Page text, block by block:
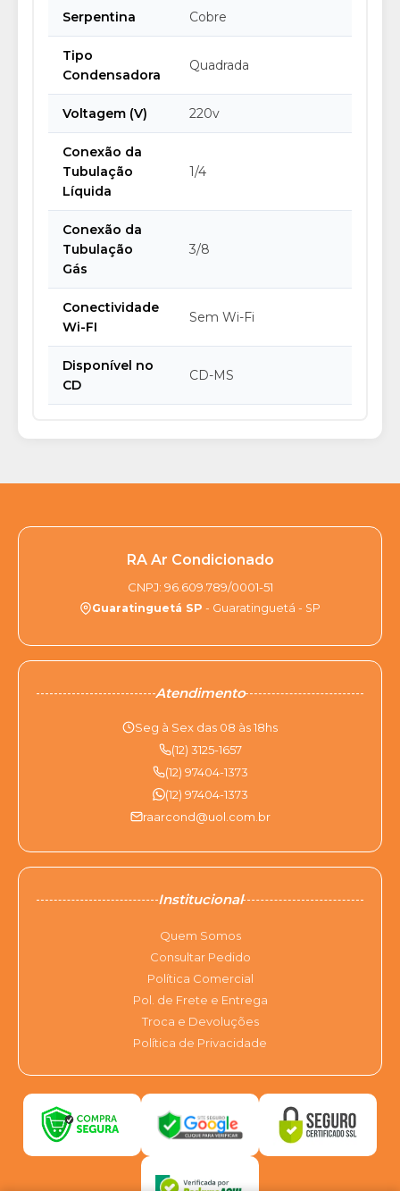
Serpentina Cobre
Tipo
Condensadora
Quadrada
Voltagem (V) 220v
Conexão da
Tubulação
Líquida
1/4
Conexão da
Tubulação
Gás
3/8
Conectividade
Wi-FI
Sem Wi-Fi
Disponível no
CD
CD-MS
RA Ar Condicionado
CNPJ: 96.609.789/0001-51
Guaratinguetá SP - Guaratinguetá - SP
Atendimento
Seg à Sex das 08 às 18hs
(12) 3125-1657
(12) 97404-1373
(12) 97404-1373
raarcond@uol.com.br
Institucional
Quem Somos
Consultar Pedido
Política Comercial
Pol. de Frete e Entrega
Troca e Devoluções
Política de Privacidade